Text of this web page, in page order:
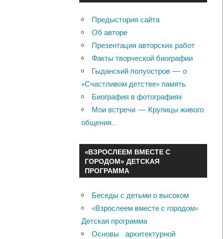
Предыстория сайта
Об авторе
Презентация авторских работ
Факты творческой биографии
Гыданский полуостров — о
«Счастливом детстве» память
Биография в фотографиях
Мои встречи — Крупицы живого
общения…
«ВЗРОСЛЕЕМ ВМЕСТЕ С
ГОРОДОМ» ДЕТСКАЯ
ПРОГРАММА
Беседы с детьми о высоком
«Взрослеем вместе с городом»
Детская программа
Основы архитектурной